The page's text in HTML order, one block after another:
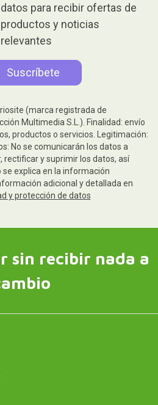
datos para recibir ofertas de
productos y noticias
relevantes
(marca registrada de
Multimedia S.L.). Finalidad: envío
productos o servicios. Legitimación:
No se comunicarán los datos a
rectificar y suprimir los datos, así
explica en la información
adicional y detallada en
y protección de datos
sin recibir nada a